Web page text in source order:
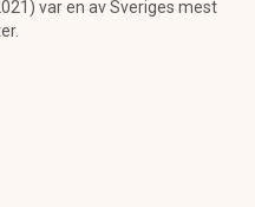
var en av Sveriges mest